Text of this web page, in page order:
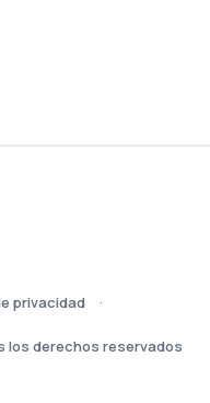
privacidad
los derechos reservados